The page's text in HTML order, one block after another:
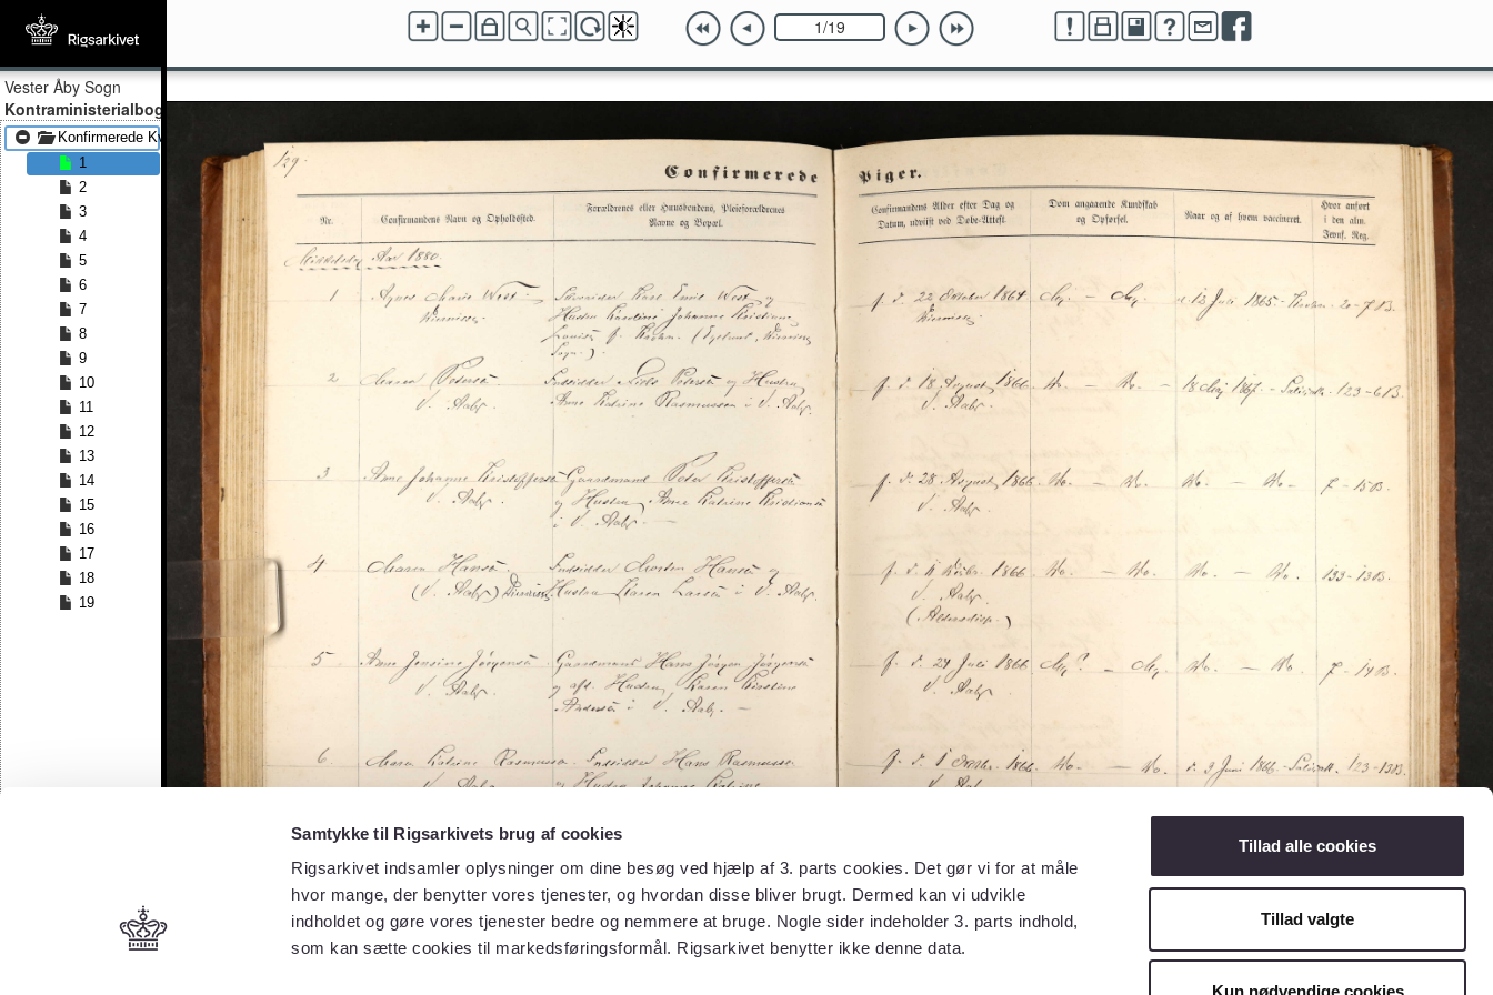
Samtykke til Rigsarkivets brug af cookies
Rigsarkivet indsamler oplysninger om dine besøg ved hjælp af 3. parts cookies. Det gør vi for at måle
hvor mange, der benytter vores tjenester, og hvordan disse bliver brugt. Dermed kan vi udvikle
indholdet og gøre vores tjenester bedre og nemmere at bruge. Nogle sider indeholder 3. parts indhold,
som kan sætte cookies til markedsføringsformål. Rigsarkivet benytter ikke denne data.
Tillad alle cookies
Tillad valgte
Kun nødvendige cookies
Vester Åby Sogn
Kontraministerialbog
Konfirmerede Kvinder 1880 - Konfirmerede Kvinder 1891
1
2
3
4
5
6
7
8
9
10
11
12
13
14
15
16
17
18
19